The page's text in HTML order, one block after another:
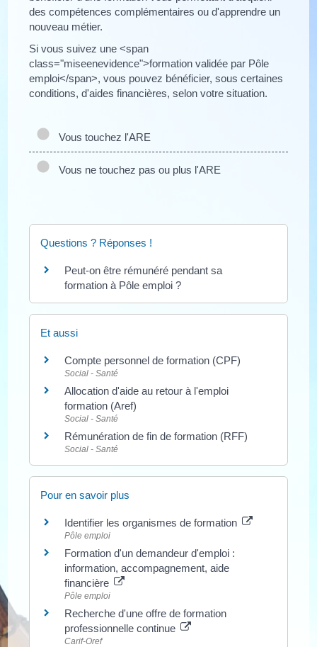
des compétences complémentaires ou d'apprendre un
nouveau métier.
Si vous suivez une <span
class="miseenevidence">formation validée par Pôle
emploi</span>, vous pouvez bénéficier, sous certaines
conditions, d'aides financières, selon votre situation.
Vous touchez l'ARE
Vous ne touchez pas ou plus l'ARE
Questions ? Réponses !
Peut-on être rémunéré pendant sa
formation à Pôle emploi ?
Et aussi
Compte personnel de formation (CPF)
Social - Santé
Allocation d'aide au retour à l'emploi
formation (Aref)
Social - Santé
Rémunération de fin de formation (RFF)
Social - Santé
Pour en savoir plus
Identifier les organismes de formation
Pôle emploi
Formation d'un demandeur d'emploi :
information, accompagnement, aide
financière
Pôle emploi
Recherche d'une offre de formation
professionnelle continue
Carif-Oref